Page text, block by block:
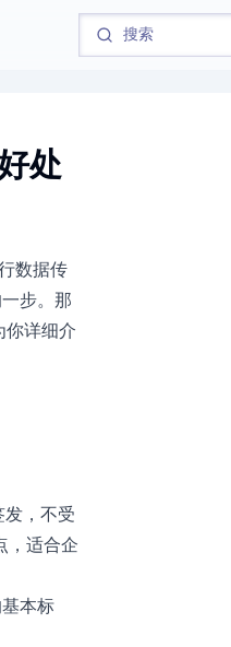
处
数据传
步。那
你详细介
发，不受
，适合企
本标